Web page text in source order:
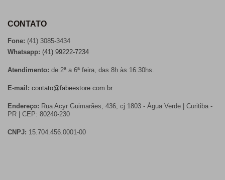
CONTATO
Fone: (41) 3085-3434
Whatsapp: (41) 99222-7234
Atendimento: de 2ª a 6ª feira, das 8h às 16:30hs.
E-mail: contato@fabeestore.com.br
Endereço: Rua Acyr Guimarães, 436, cj 1803 - Água Verde | Curitiba -
PR | CEP: 80240-230
CNPJ: 15.704.456.0001-00